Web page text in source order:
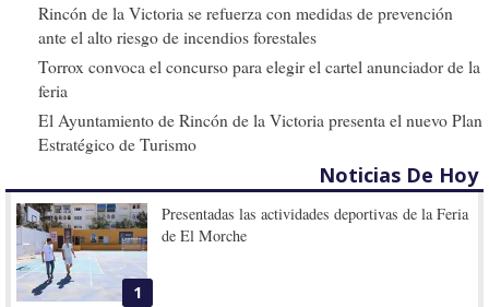
Rincón de la Victoria se refuerza con medidas de prevención
ante el alto riesgo de incendios forestales
Torrox convoca el concurso para elegir el cartel anunciador de la
feria
El Ayuntamiento de Rincón de la Victoria presenta el nuevo Plan
Estratégico de Turismo
Noticias De Hoy
1
Presentadas las actividades deportivas de la Feria
de El Morche